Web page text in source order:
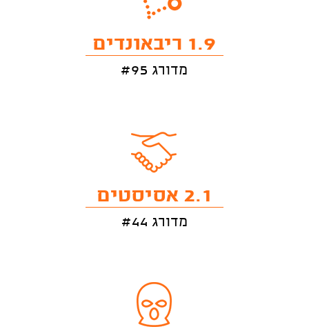
1.9 ריבאונדים
מדורג #95
2.1 אסיסטים
מדורג #44